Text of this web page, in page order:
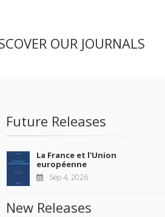
OUR JOURNALS
Future Releases
La France et l'Union
européenne
Sep 4, 2026
New Releases